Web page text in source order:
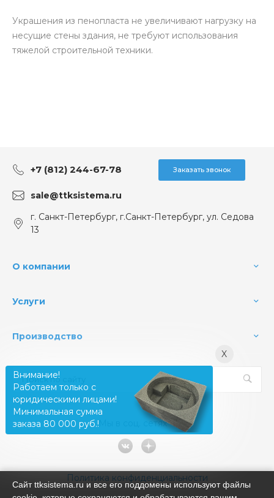
Украшения из пенопласта не увеличивают нагрузку на
несущие стены здания, не требуют использования
тяжелой строительной техники.
+7 (812) 244-67-78 Заказать звонок
sale@ttksistema.ru
г. Санкт-Петербург, г.Санкт-Петербург, ул. Седова
13
О компании
Услуги
Производство
Мы в соц. сетях
Политика конфиденциальности
X
Внимание!
Работаем только с
юридическими лицами!
Минимальная сумма
заказа 80 000 руб.!
Сайт ttksistema.ru и все его поддомены используют файлы